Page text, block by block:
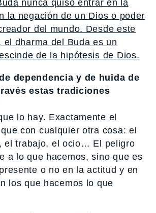
nunca quiso entrar en la
la negación de un Dios o poder
del mundo. Desde este
el dharma del Buda es un
de la hipótesis de Dios.
dependencia y de huida de
estas tradiciones
lo hay. Exactamente el
con cualquier otra cosa: el
el trabajo, el ocio… El peligro
a lo que hacemos, sino que es
o no en la actitud y en
los que hacemos lo que